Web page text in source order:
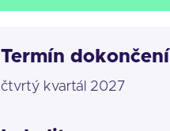
Termín dokončení
čtvrtý kvartál 2027